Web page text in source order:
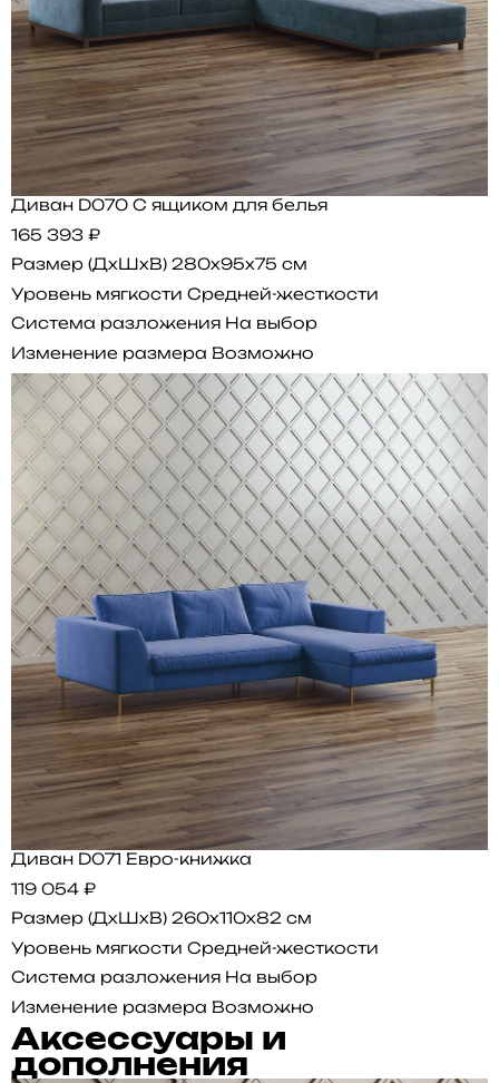
Диван D070 С ящиком для белья
165 393 ₽
Размер (ДхШхВ) 280x95x75 см
Уровень мягкости Средней-жесткости
Система разложения На выбор
Изменение размера Возможно
Диван D071 Евро-книжка
119 054 ₽
Размер (ДхШхВ) 260x110x82 см
Уровень мягкости Средней-жесткости
Система разложения На выбор
Изменение размера Возможно
Аксессуары и
дополнения